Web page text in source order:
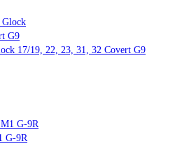
17/19, 22, 23, 31, 32 Covert G9
G-9R